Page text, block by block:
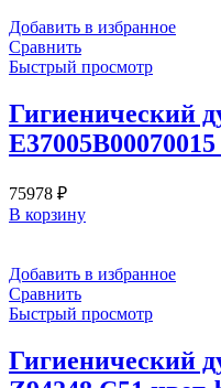
Добавить в избранное
Сравнить
Быстрый просмотр
Гигиенический
75978 ₽
В корзину
Добавить в избранное
Сравнить
Быстрый просмотр
Гигиенический